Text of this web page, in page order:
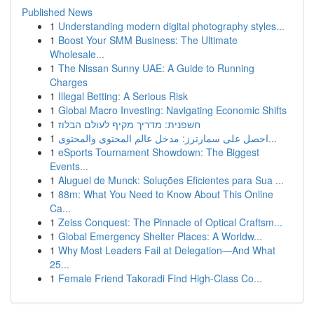
Published News
1 Understanding modern digital photography styles...
1 Boost Your SMM Business: The Ultimate
Wholesale...
1 The Nissan Sunny UAE: A Guide to Running
Charges
1 Illegal Betting: A Serious Risk
1 Global Macro Investing: Navigating Economic Shifts
1 חשפנית: מדריך מקיף לעולם הבלוז
1
احصل على سمارترز: مدخل عالم المحتوى والمحتوى...
1 eSports Tournament Showdown: The Biggest
Events...
1 Aluguel de Munck: Soluções Eficientes para Sua ...
1 88m: What You Need to Know About This Online
Ca...
1 Zeiss Conquest: The Pinnacle of Optical Craftsm...
1 Global Emergency Shelter Places: A Worldw...
1 Why Most Leaders Fail at Delegation—And What
25...
1 Female Friend Takoradi Find High-Class Co...